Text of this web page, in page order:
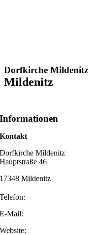
Dorfkirche Mildenitz
Mildenitz
Informationen
Kontakt
Dorfkirche Mildenitz
Hauptstraße 46
17348 Mildenitz
Telefon:
E-Mail:
Website: